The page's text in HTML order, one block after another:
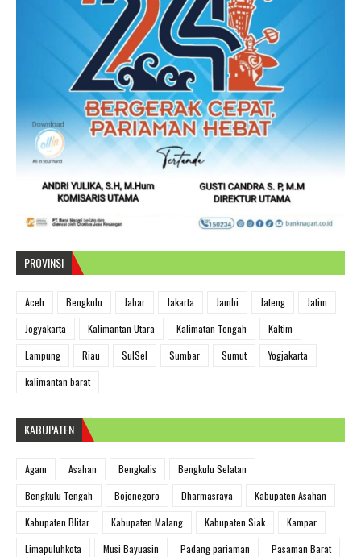
PROVINSI
Aceh Bengkulu Jabar Jakarta Jambi Jateng
Jatim
Jogyakarta
Kalimantan Utara Kalimatan Tengah
Kaltim
Lampung
Riau SulSel Sumbar Sumut
Yogjakarta
kalimantan barat
KABUPATEN
Agam Asahan Bengkalis
Bengkulu Selatan
Bengkulu Tengah
Bojonegoro Dharmasraya
Kabupaten Asahan
Kabupaten Blitar
Kabupaten Malang Kabupaten Siak
Kampar
Limapuluhkota
Musi Bayuasin Padang pariaman
Pasaman Barat